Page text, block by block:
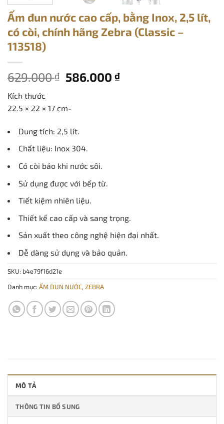
Ấm đun nước cao cấp, bằng Inox, 2,5 lít,
có còi, chính hãng Zebra (Classic –
113518)
629.000₫ Giá
629.000 ₫.
586.000₫Giá
Kích thước
22.5 × 22 × 17 cm-
Dung tích: 2,5 lít.
Chất liệu: Inox 304.
Có còi báo khi nước sôi.
Sử dụng được với bếp từ.
Tiết kiệm nhiên liệu.
Thiết kế cao cấp và sang trọng.
Sản xuất theo công nghệ hiện đại nhất.
Dễ dàng sử dụng và bảo quản.
SKU: b4e79f16d21e
Danh mục: ẤM ĐUN NƯỚC, ZEBRA
MÔ TẢ
THÔNG TIN BỔ SUNG